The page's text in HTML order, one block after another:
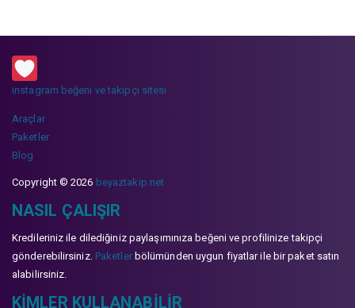
instagram beğeni ve takipçi sitesi
Araçlar
Paketler
Blog
Copyright © 2026 beyaztakip.net
NASIL ÇALIŞIR
Kredileriniz ile dilediğiniz paylaşımınıza beğeni ve profilinize takipçi
gönderebilirsiniz. Paketlerbölümünden uygun fiyatlar ile bir paket satın
alabilirsiniz.
KIMLER KULLANABILIR